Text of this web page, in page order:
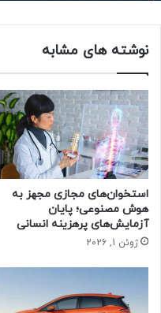
بیشتر کاملاً یک دنیای
سلولی‌های بزرگ در ادامه
برای مثال اتمسفر اکسیژن‌دار
است که ۲.۷ میلیارد
تخمین زده می‌شود نیمی از
میکروبی تامین می‌شود و نه
تولید اکسیژن از یک
به عنوان کلروپلاست
نوشته های مشابه
استخوان‌های مجازی مجهز به
هوش مصنوعی؛ پایان
آزمایش‌های پرهزینه انسانی
ژوئن 1, 2026